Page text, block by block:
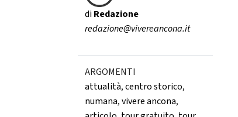
diRedazione
redazione@vivereancona.it
ARGOMENTI
attualità,centro storico,
numana,vivere ancona,